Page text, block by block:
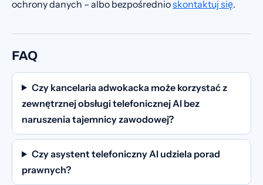
ochrony danych – albo bezpośrednioskontaktuj się.
FAQ
Czy kancelaria adwokacka może korzystać z
zewnętrznej obsługi telefonicznej AI bez
naruszenia tajemnicy zawodowej?
Czy asystent telefoniczny AI udziela porad
prawnych?